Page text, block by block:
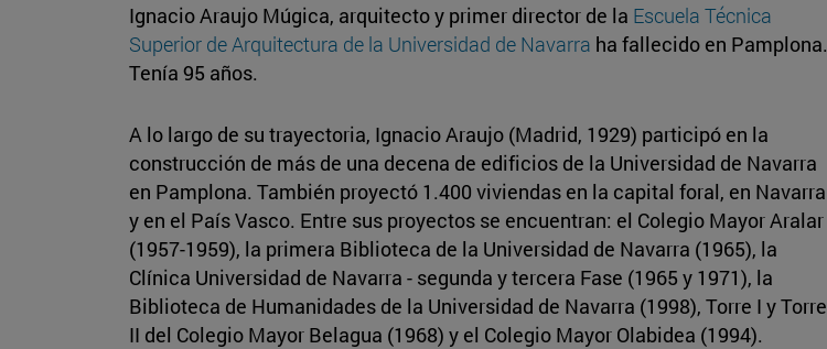
Ignacio Araujo Múgica, arquitecto y primer director de la Escuela Técnica
Superior de Arquitectura de la Universidad de Navarra ha fallecido en Pamplona.
Tenía 95 años.
A lo largo de su trayectoria, Ignacio Araujo (Madrid, 1929) participó en la
construcción de más de una decena de edificios de la Universidad de Navarra
en Pamplona. También proyectó 1.400 viviendas en la capital foral, en Navarra
y en el País Vasco. Entre sus proyectos se encuentran: el Colegio Mayor Aralar
(1957-1959), la primera Biblioteca de la Universidad de Navarra (1965), la
Clínica Universidad de Navarra - segunda y tercera Fase (1965 y 1971), la
Biblioteca de Humanidades de la Universidad de Navarra (1998), Torre I y Torre
II del Colegio Mayor Belagua (1968) y el Colegio Mayor Olabidea (1994).